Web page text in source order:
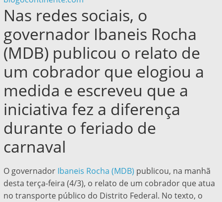
Nas redes sociais, o
governador Ibaneis Rocha
(MDB) publicou o relato de
um cobrador que elogiou a
medida e escreveu que a
iniciativa fez a diferença
durante o feriado de
carnaval
O governadorIbaneis Rocha (MDB) publicou, na manhã
desta terça-feira (4/3), o relato de um cobrador que atua
no transporte público do Distrito Federal. No texto, o